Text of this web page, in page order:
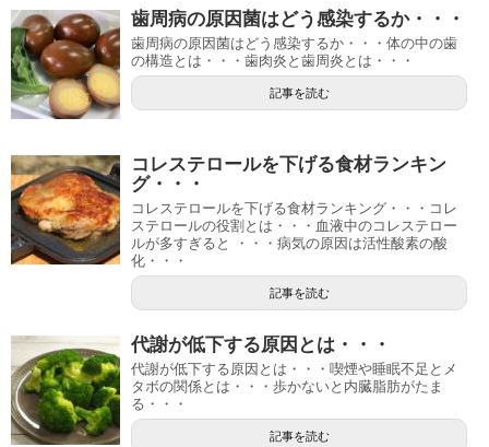
歯周病の原因菌はどう感染するか・・・
歯周病の原因菌はどう感染するか・・・体の中の歯
の構造とは・・・歯肉炎と歯周炎とは・・・
記事を読む
コレステロールを下げる食材ランキン
グ・・・
コレステロールを下げる食材ランキング・・・コレ
ステロールの役割とは・・・血液中のコレステロー
ルが多すぎると ・・・病気の原因は活性酸素の酸
化・・・
記事を読む
代謝が低下する原因とは・・・
代謝が低下する原因とは・・・喫煙や睡眠不足とメ
タボの関係とは・・・歩かないと内臓脂肪がたま
る・・・
記事を読む